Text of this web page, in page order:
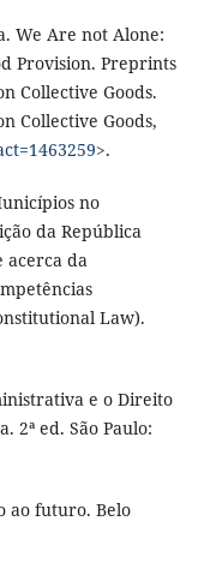
We Are not Alone:
Provision. Preprints
Collective Goods.
Collective Goods,
>.
no
da República
acerca da
Law).
e o Direito
2ª ed. São Paulo:
ao futuro. Belo